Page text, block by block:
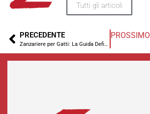
Tutti gli articoli
PRECEDENTE
Zanzariere per Gatti: La Guida Definitiva per Proteggere i Tuoi Mici (e le Tue Finestre) a Roma
PROSSIMO